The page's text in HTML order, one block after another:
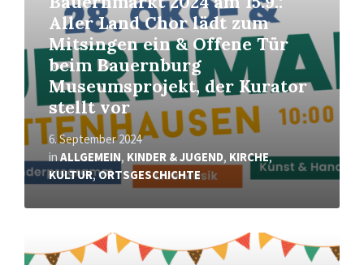
Aller Land Chor lädt zum
Mitsingen ein & Offene Tür
beim Bauernburg
Museumsprojekt, der Kurator
stellt vor
6. September 2024
inALLGEMEIN, KINDER & JUGEND, KIRCHE,
KULTUR,ORTSGESCHICHTE
erfahren